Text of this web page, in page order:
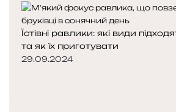
Їстівні равлики: які види
та як їх приготувати
29.09.2024